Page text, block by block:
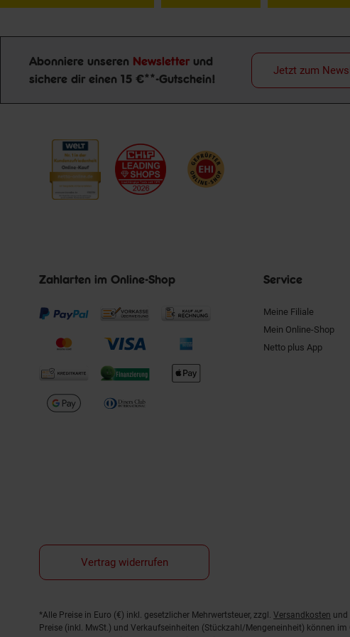
Newsletter Anmeldung
Abonniere unseren Newsletter und
sichere dir einen 15 €**-Gutschein!
Jetzt zum
Zahlarten im Online-Shop Service
Meine Filiale
Mein Online-Shop
Netto plus App
Vertrag widerrufen
Fußnoten
*Alle Preise in Euro (€) inkl. gesetzlicher Mehrwertsteuer, zzgl. Versandkosten und
Preise (inkl. MwSt.) und Verkaufseinheiten (Stückzahl/Mengeneinheit) können im